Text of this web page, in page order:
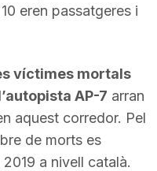
eren passatgeres i
víctimes mortals
AP-7 arran
aquest corredor. Pel
de morts es
a nivell català.